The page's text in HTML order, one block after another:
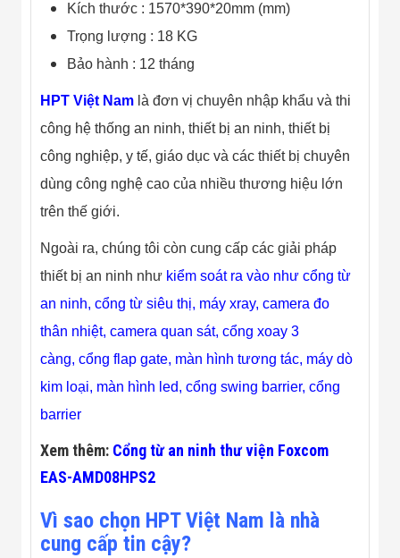
Kích thước : 1570*390*20mm (mm)
Trọng lượng : 18 KG
Bảo hành : 12 tháng
HPT Việt Nam là đơn vị chuyên nhập khẩu và thi
công hệ thống an ninh, thiết bị an ninh, thiết bị
công nghiệp, y tế, giáo dục và các thiết bị chuyên
dùng công nghệ cao của nhiều thương hiệu lớn
trên thế giới.
Ngoài ra, chúng tôi còn cung cấp các giải pháp
thiết bị an ninh như kiểm soát ra vào nhưcổng từ
an ninh,cổng từ siêu thị, máy xray,camera đo
thân nhiệt, camera quan sát,cổng xoay 3
càng,cổng flap gate, màn hình tương tác, máy dò
kim loại, màn hình led, cổng swing barrier,cổng
barrier
Xem thêm: Cổng từ an ninh thư viện Foxcom
EAS-AMD08HPS2
Vì sao chọn HPT Việt Nam là nhà
cung cấp tin cậy?